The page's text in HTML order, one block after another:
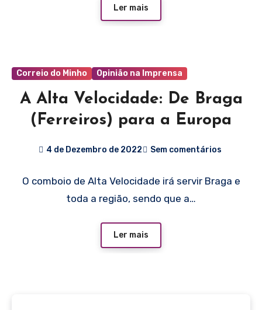
Ler mais
Correio do Minho Opinião na Imprensa
A Alta Velocidade: De Braga
(Ferreiros) para a Europa
4 de Dezembro de 2022 Sem comentários
O comboio de Alta Velocidade irá servir Braga e
toda a região, sendo que a…
Ler mais